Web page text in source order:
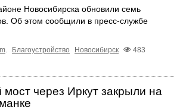
Новосибирска обновили семь
Об этом сообщили в пресс-службе
. Благоустройство Новосибирск
483
через Иркут закрыли на